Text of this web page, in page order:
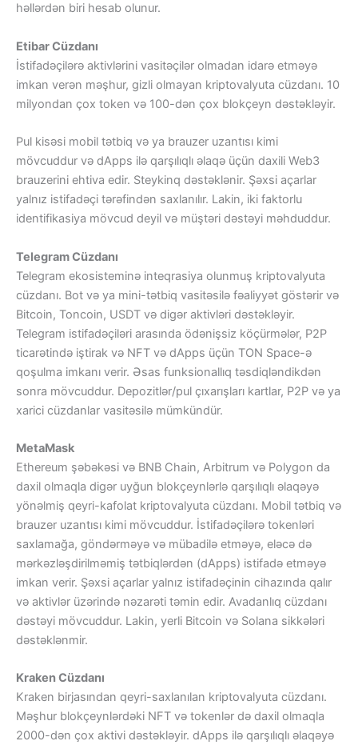
həllərdən biri hesab olunur.
Etibar Cüzdanı
İstifadəçilərə aktivlərini vasitəçilər olmadan idarə etməyə
imkan verən məşhur, gizli olmayan kriptovalyuta cüzdanı. 10
milyondan çox token və 100-dən çox blokçeyn dəstəkləyir.
Pul kisəsi mobil tətbiq və ya brauzer uzantısı kimi
mövcuddur və dApps ilə qarşılıqlı əlaqə üçün daxili Web3
brauzerini ehtiva edir. Steykinq dəstəklənir. Şəxsi açarlar
yalnız istifadəçi tərəfindən saxlanılır. Lakin, iki faktorlu
identifikasiya mövcud deyil və müştəri dəstəyi məhduddur.
Telegram Cüzdanı
Telegram ekosisteminə inteqrasiya olunmuş kriptovalyuta
cüzdanı. Bot və ya mini-tətbiq vasitəsilə fəaliyyət göstərir və
Bitcoin, Toncoin, USDT və digər aktivləri dəstəkləyir.
Telegram istifadəçiləri arasında ödənişsiz köçürmələr, P2P
ticarətində iştirak və NFT və dApps üçün TON Space-ə
qoşulma imkanı verir. Əsas funksionallıq təsdiqləndikdən
sonra mövcuddur. Depozitlər/pul çıxarışları kartlar, P2P və ya
xarici cüzdanlar vasitəsilə mümkündür.
MetaMask
Ethereum şəbəkəsi və BNB Chain, Arbitrum və Polygon da
daxil olmaqla digər uyğun blokçeynlərlə qarşılıqlı əlaqəyə
yönəlmiş qeyri-kafolat kriptovalyuta cüzdanı. Mobil tətbiq və
brauzer uzantısı kimi mövcuddur. İstifadəçilərə tokenləri
saxlamağa, göndərməyə və mübadilə etməyə, eləcə də
mərkəzləşdirilməmiş tətbiqlərdən (dApps) istifadə etməyə
imkan verir. Şəxsi açarlar yalnız istifadəçinin cihazında qalır
və aktivlər üzərində nəzarəti təmin edir. Avadanlıq cüzdanı
dəstəyi mövcuddur. Lakin, yerli Bitcoin və Solana sikkələri
dəstəklənmir.
Kraken Cüzdanı
Kraken birjasından qeyri-saxlanılan kriptovalyuta cüzdanı.
Məşhur blokçeynlərdəki NFT və tokenlər də daxil olmaqla
2000-dən çox aktivi dəstəkləyir. dApps ilə qarşılıqlı əlaqəyə